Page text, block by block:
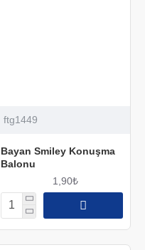
ftg1449
Bayan Smiley Konuşma
Balonu
1,90₺